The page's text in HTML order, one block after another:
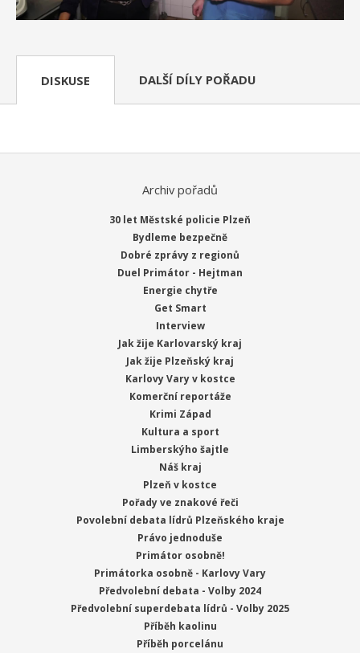
DISKUSE DALŠÍ DÍLY POŘADU
Archiv pořadů
30 let Městské policie Plzeň
Bydleme bezpečně
Dobré zprávy z regionů
Duel Primátor - Hejtman
Energie chytře
Get Smart
Interview
Jak žije Karlovarský kraj
Jak žije Plzeňský kraj
Karlovy Vary v kostce
Komerční reportáže
Krimi Západ
Kultura a sport
Limberskýho šajtle
Náš kraj
Plzeň v kostce
Pořady ve znakové řeči
Povolební debata lídrů Plzeňského kraje
Právo jednoduše
Primátor osobně!
Primátorka osobně - Karlovy Vary
Předvolební debata - Volby 2024
Předvolební superdebata lídrů - Volby 2025
Příběh kaolinu
Příběh porcelánu